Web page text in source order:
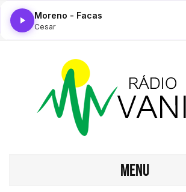
Moreno - Facas
Cesar
MENU